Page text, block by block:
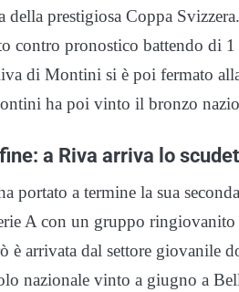
prestigiosa Coppa
contro pronostico battendo di
di Montini si è poi fermato
ha poi vinto il bronzo
a Riva arriva lo
portato a termine la sua
A con un gruppo ringiovanito
è arrivata dal settore giovanile
nazionale vinto a giugno a